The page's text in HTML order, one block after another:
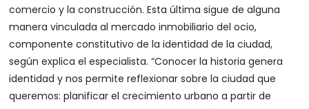
comercio y la construcción. Esta última sigue de alguna
manera vinculada al mercado inmobiliario del ocio,
componente constitutivo de la identidad de la ciudad,
según explica el especialista. “Conocer la historia genera
identidad y nos permite reflexionar sobre la ciudad que
queremos: planificar el crecimiento urbano a partir de